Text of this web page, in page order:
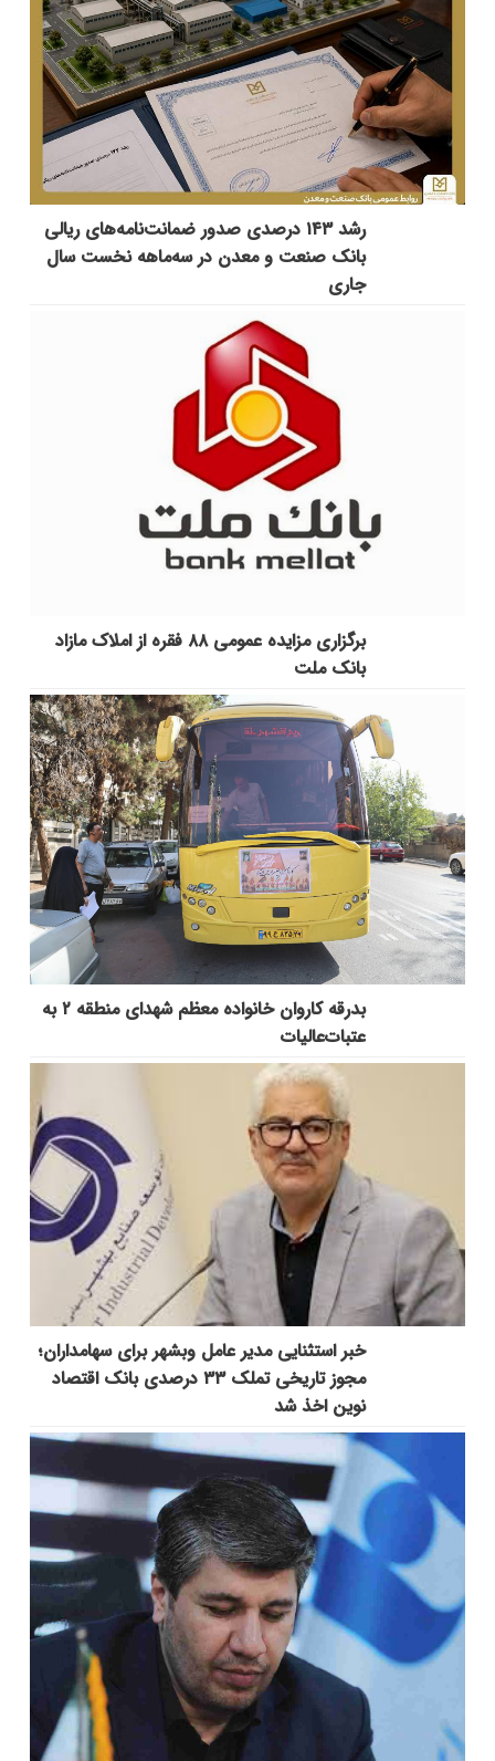
رشد ۱۴۳ درصدی صدور ضمانت‌نامه‌های ریالی
بانک صنعت و معدن در سه‌ماهه نخست سال
جاری
برگزاری مزایده عمومی ۸۸ فقره از املاک مازاد
بانک ملت
بدرقه کاروان خانواده معظم شهدای منطقه ۲ به
عتبات‌عالیات
خبر استثنایی مدیر عامل وبشهر برای سهامداران؛
مجوز تاریخی تملک ۳۳ درصدی بانک اقتصاد
نوین اخذ شد